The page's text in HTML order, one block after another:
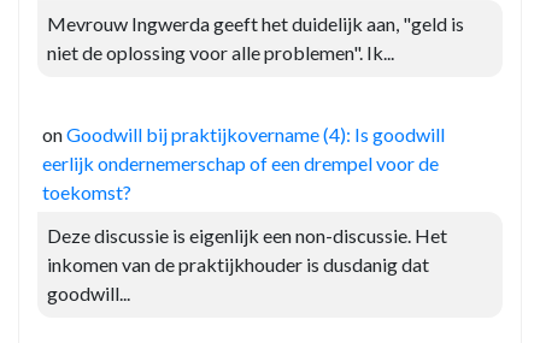
Mevrouw Ingwerda geeft het duidelijk aan, "geld is
niet de oplossing voor alle problemen". Ik...
onGoodwill bij praktijkovername (4): Is goodwill
eerlijk ondernemerschap of een drempel voor de
toekomst?
Deze discussie is eigenlijk een non-discussie. Het
inkomen van de praktijkhouder is dusdanig dat
goodwill...